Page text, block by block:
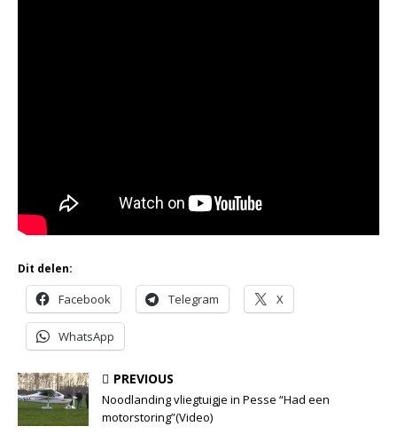
Dit delen:
Facebook Telegram X
WhatsApp
PREVIOUS
Noodlanding vliegtuigje in Pesse “Had een
motorstoring”(Video)